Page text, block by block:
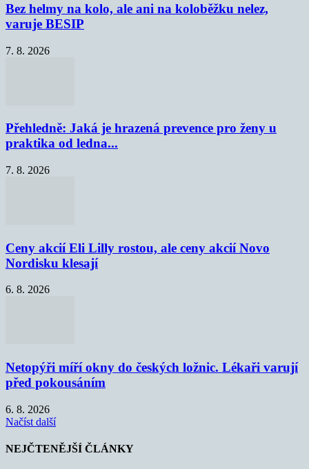
Bez helmy na kolo, ale ani na koloběžku nelez,
varuje BESIP
7. 8. 2026
Přehledně: Jaká je hrazená prevence pro ženy u
praktika od ledna...
7. 8. 2026
Ceny akcií Eli Lilly rostou, ale ceny akcií Novo
Nordisku klesají
6. 8. 2026
Netopýři míří okny do českých ložnic. Lékaři varují
před pokousáním
6. 8. 2026
Načíst další
NEJČTENĚJŠÍ ČLÁNKY